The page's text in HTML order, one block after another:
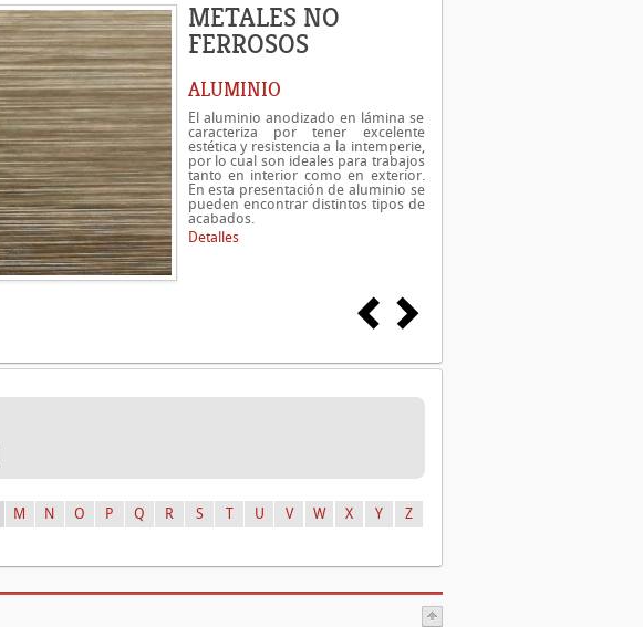
METALES NO
FERROSOS
ALUMINIO
El aluminio anodizado en lámina se
caracteriza por tener excelente
estética y resistencia a la intemperie,
por lo cual son ideales para trabajos
tanto en interior como en exterior.
En esta presentación de aluminio se
pueden encontrar distintos tipos de
acabados.
Detalles
M N O P Q R S T U V W X Y Z